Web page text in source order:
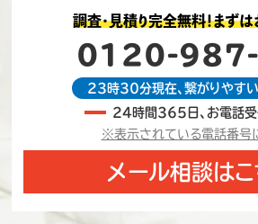
調査・見積り完全無料！まずは
0120-
23時30分現在、繋がりやすい
24時間365日、お電話受
※表示されている電話番号
メール相談はこ